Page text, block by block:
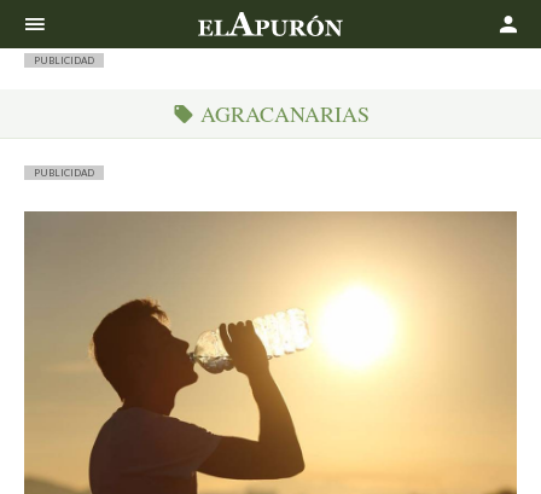
PUBLICIDAD
AGRACANARIAS
PUBLICIDAD